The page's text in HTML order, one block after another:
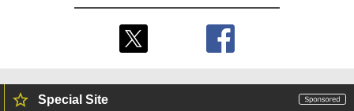
Special Site